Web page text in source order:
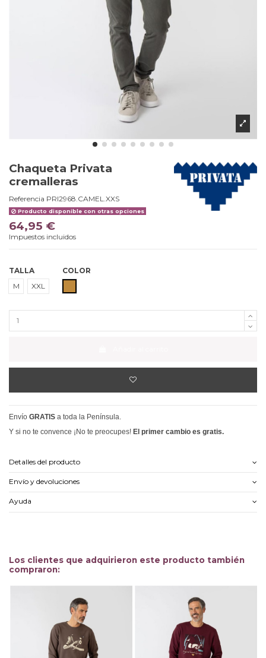
Chaqueta Privata
cremalleras
Referencia PRI2968.CAMEL.XXS
Producto disponible con otras opciones
64,95 €
Impuestos incluidos
TALLA
M
XXL
COLOR
Envío GRATIS a toda la Península.
Y si no te convence ¡No te preocupes! El primer cambio es gratis.
Detalles del producto
Envío y devoluciones
Ayuda
Los clientes que adquirieron este producto también
compraron: